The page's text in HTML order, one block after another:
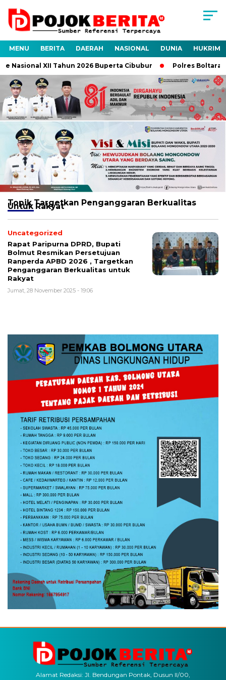
MENU BERITA DAERAH NASIONAL DUNIA HUKRIM
XII Tahun 2026 Buperta Cibubur Polres Boltara
TopikTargetkan Penganggaran Berkualitas
Untuk Rakyat
Uncategorized
Rapat Paripurna DPRD, Bupati
Bolmut Resmikan Persetujuan
Ranperda APBD 2026 , Targetkan
Penganggaran Berkualitas untuk
Rakyat
Jumat, 28 November 2025 - 19:06
Alamat Redaksi: Jl. Bendungan Pontak, Dusun II/00,